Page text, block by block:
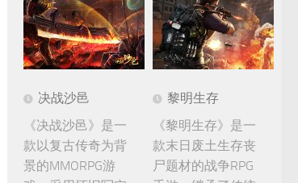
决战沙邑
《决战沙邑》是一
款以复古传奇为背
景的MMORPG游
黎明生存
《黎明生存》是一
款末日废土生存丧
尸题材的战争RPG